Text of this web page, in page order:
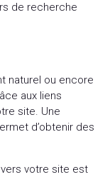
de recherche
naturel ou encore
aux liens
site. Une
d’obtenir des
votre site est